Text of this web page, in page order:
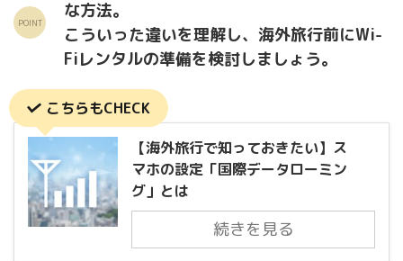
な方法。
こういった違いを理解し、海外旅行前にWi-
Fiレンタルの準備を検討しましょう。
こちらもCHECK
【海外旅行で知っておきたい】ス
マホの設定「国際データローミン
グ」とは
続きを見る